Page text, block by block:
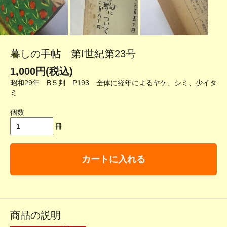
暮しの手帖 第I世紀第23号
1,000円(税込)
昭和29年 B５判 P193 全体に経年によるヤケ、シミ、少イタ
ミ
個数
冊
カートに入れる
商品の説明